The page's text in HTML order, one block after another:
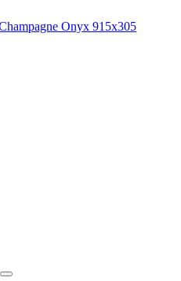
Onyx 915x305